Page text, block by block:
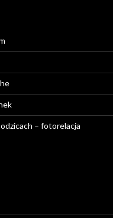
– fotorelacja